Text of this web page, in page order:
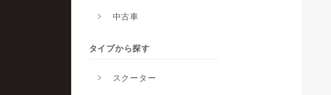
中古車
タイプから探す
スクーター